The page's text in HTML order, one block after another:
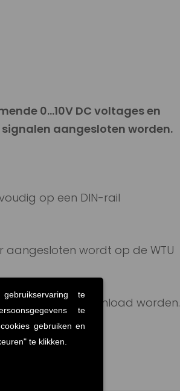
0…10V DC voltages en
aangesloten worden.
op een DIN-rail
aangesloten wordt op de WTU
kanhier gedownload worden.